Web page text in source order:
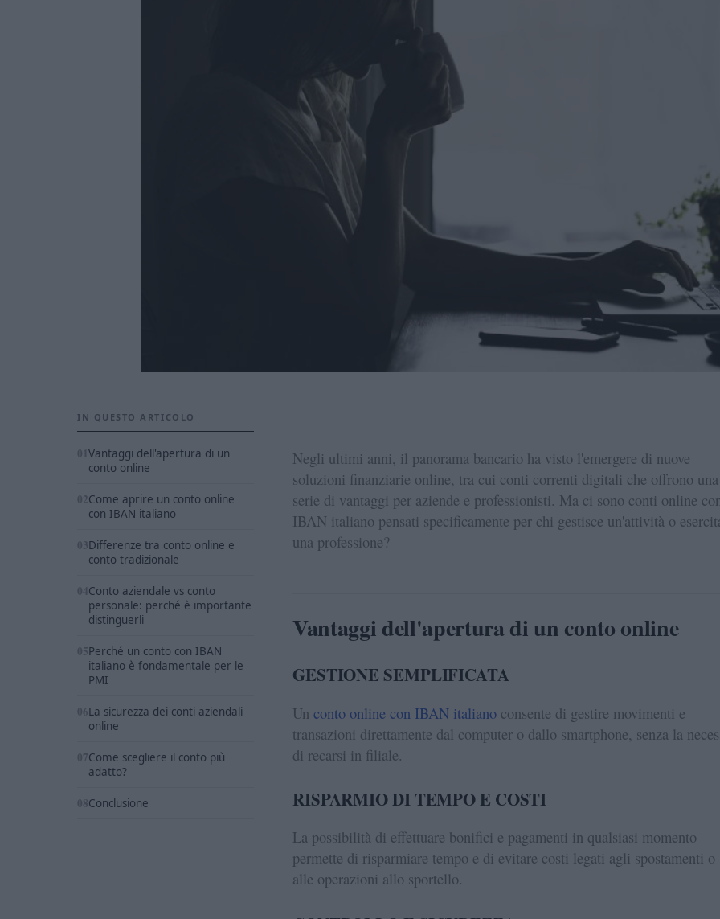
IN QUESTO ARTICOLO
Vantaggi dell'apertura di un
conto online
Come aprire un conto online
con IBAN italiano
Differenze tra conto online e
conto tradizionale
Conto aziendale vs conto
personale: perché è importante
distinguerli
Perché un conto con IBAN
italiano è fondamentale per le
PMI
La sicurezza dei conti aziendali
online
Come scegliere il conto più
adatto?
Conclusione
Negli ultimi anni, il panorama bancario ha visto l'emergere di nuove
soluzioni finanziarie online, tra cui conti correnti digitali che offrono una
serie di vantaggi per aziende e professionisti. Ma ci sono conti online
IBAN italiano pensati specificamente per chi gestisce un'attività o
una professione?
Vantaggi dell'apertura di un conto online
GESTIONE SEMPLIFICATA
Un conto online con IBAN italiano consente di gestire movimenti e
transazioni direttamente dal computer o dallo smartphone, senza la
di recarsi in filiale.
RISPARMIO DI TEMPO E COSTI
La possibilità di effettuare bonifici e pagamenti in qualsiasi momento
permette di risparmiare tempo e di evitare costi legati agli spostamenti o
alle operazioni allo sportello.